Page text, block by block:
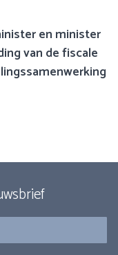
en minister
van de fiscale